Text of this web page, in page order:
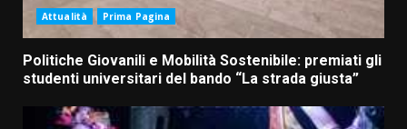
Attualità Prima Pagina
Politiche Giovanili e Mobilità Sostenibile: premiati gli
studenti universitari del bando “La strada giusta”